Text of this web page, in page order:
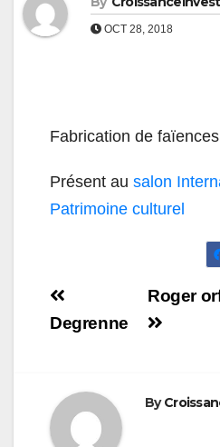
OCT 28, 2018
Fabrication de faïences
Présent au salon
Patrimoine culturel
Navigation
de
Roger
Degrenne
By